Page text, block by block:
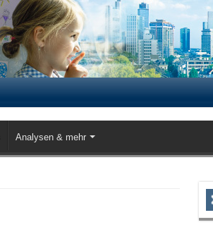
Analysen & mehr